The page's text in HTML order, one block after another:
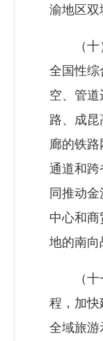
渝地区双
（十）
全国性综
空、管
路、成
廊的铁
通道和跨
同推动
中心和
地的南向
（十一
程，加快
全域旅游